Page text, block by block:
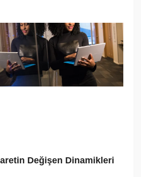
Değişen Dinamikleri